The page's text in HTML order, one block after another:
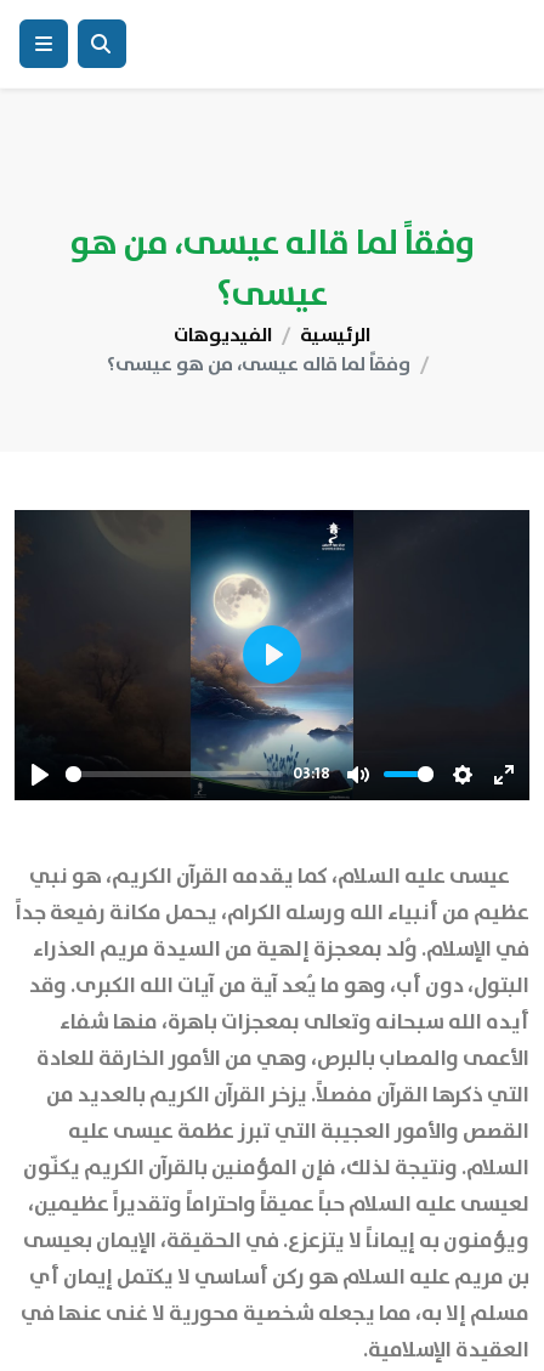
وفقاً لما قاله عيسى، من هو
عيسى؟
الرئيسية
الفيديوهات
وفقاً لما قاله عيسى، من هو عيسى؟
Play
03:18
Mute Settings
Play
عيسى عليه السلام، كما يقدمه القرآن الكريم، هو نبي
عظيم من أنبياء الله ورسله الكرام، يحمل مكانة رفيعة جداً
في الإسلام. وُلد بمعجزة إلهية من السيدة مريم العذراء
البتول، دون أب، وهو ما يُعد آية من آيات الله الكبرى. وقد
أيده الله سبحانه وتعالى بمعجزات باهرة، منها شفاء
الأعمى والمصاب بالبرص، وهي من الأمور الخارقة للعادة
التي ذكرها القرآن مفصلاً. يزخر القرآن الكريم بالعديد من
القصص والأمور العجيبة التي تبرز عظمة عيسى عليه
السلام. ونتيجة لذلك، فإن المؤمنين بالقرآن الكريم يكنّون
لعيسى عليه السلام حباً عميقاً واحتراماً وتقديراً عظيمين،
ويؤمنون به إيماناً لا يتزعزع. في الحقيقة، الإيمان بعيسى
بن مريم عليه السلام هو ركن أساسي لا يكتمل إيمان أي
مسلم إلا به، مما يجعله شخصية محورية لا غنى عنها في
العقيدة الإسلامية.